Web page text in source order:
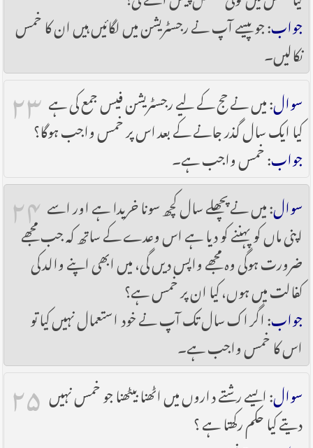
جواب: جو پیسے آپ نے رجسٹریشن میں لگائیں ہیں ان کا خمس
نکالیں۔
۲۳ سوال: میں نے حج کے لیے رجسٹریشن فیس جمع کی ہے
کیا ایک سال گذر جانے کے بعد اس پر خمس واجب ہوگا؟
جواب: خمس واجب ہے۔
۲۴ سوال: میں نے پچھلے سال کچھ سونا خریدا ہے اور اسے
اپنی ماں کو پہننے کو دیا ہے اس وعدے کے ساتھ کہ جب مجھے
ضرورت ہوگی وہ مجھے واپس دیں گی، میں ابھی اپنے والد کی
کفالت میں ہوں، کیا ان پر خمس ہے؟
جواب: اگر اک سال تک آپ نے خود استعمال نہیں کیا تو
اس کا خمس واجب ہے۔
۲۵ سوال: ایسے رشتے داروں میں اٹھنا بیٹھنا جو خمس نہیں
دیتے کیا حکم رکھتا ہے ؟